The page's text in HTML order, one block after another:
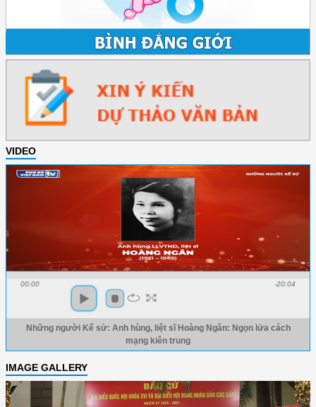
VIDEO
00:00 -20:04
Những người Kể sử: Anh hùng, liệt sĩ Hoàng Ngân: Ngọn lửa cách
mạng kiên trung
IMAGE GALLERY